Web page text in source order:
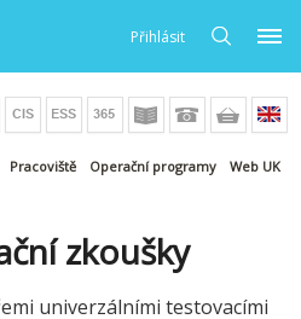
Přihlásit
Pracoviště Operační programy Web UK
zkoušky
univerzálními testovacími